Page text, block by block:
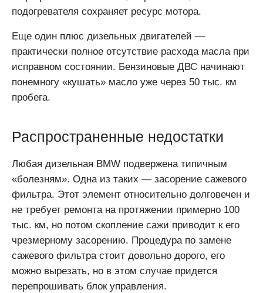
подогревателя сохраняет ресурс мотора.
Еще один плюс дизельных двигателей —
практически полное отсутствие расхода масла при
исправном состоянии. Бензиновые ДВС начинают
понемногу «кушать» масло уже через 50 тыс. км
пробега.
Распространенные недостатки
Любая дизельная BMW подвержена типичным
«болезням». Одна из таких — засорение сажевого
фильтра. Этот элемент относительно долговечен и
не требует ремонта на протяжении примерно 100
тыс. км, но потом скопление сажи приводит к его
чрезмерному засорению. Процедура по замене
сажевого фильтра стоит довольно дорого, его
можно вырезать, но в этом случае придется
перепрошивать блок управления.